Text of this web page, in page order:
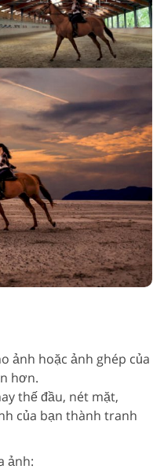
ảnh hoặc ảnh ghép của
hơn.
thế đầu, nét mặt,
của bạn thành tranh
ảnh: